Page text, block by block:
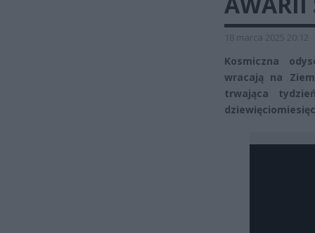
18 marca 2025 20:12
Kosmiczna
wracają na
trwająca